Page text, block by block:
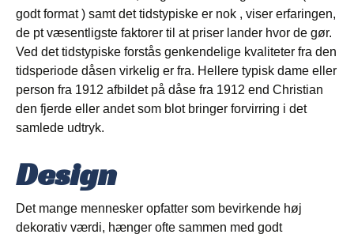
godt format ) samt det tidstypiske er nok , viser erfaringen,
de pt væsentligste faktorer til at priser lander hvor de gør.
Ved det tidstypiske forstås genkendelige kvaliteter fra den
tidsperiode dåsen virkelig er fra. Hellere typisk dame eller
person fra 1912 afbildet på dåse fra 1912 end Christian
den fjerde eller andet som blot bringer forvirring i det
samlede udtryk.
Design
Det mange mennesker opfatter som bevirkende høj
dekorativ værdi, hænger ofte sammen med godt